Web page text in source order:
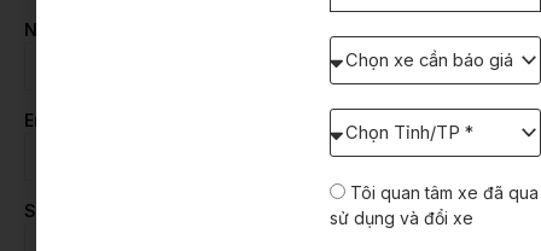
Người tham gia khoá học
Email
Số điện thoại
xe
giá:
Tỉnh/TP
định
lăn
Tôi quan tâm xe đã qua
sử dụng và đổi xe